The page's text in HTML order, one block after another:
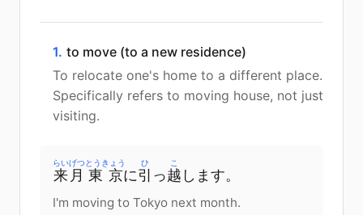
1. to move (to a new residence)
To relocate one's home to a different place.
Specifically refers to moving house, not just
visiting.
来月
らいげつ
東京
とうきょう
に引
ひ
っ越
こ
します。
I'm moving to Tokyo next month.